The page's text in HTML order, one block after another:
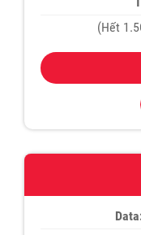
(Hết